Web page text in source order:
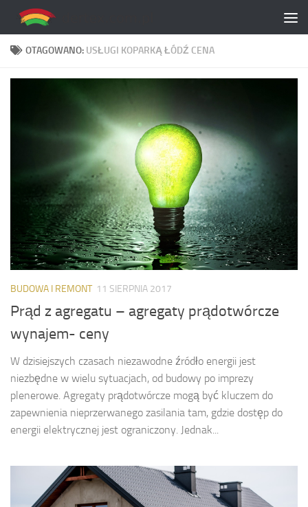
Skip to content
OTAGOWANO: USŁUGI KOPARKĄ ŁÓDŹ CENA
BUDOWA I REMONT 11 SIERPNIA 2017
Prąd z agregatu – agregaty prądotwórcze
wynajem- ceny
W dzisiejszych czasach niezawodne źródło energii jest
niezbędne w wielu sytuacjach, od budowy po imprezy
plenerowe. Agregaty prądotwórcze mogą być kluczem do
zapewnienia nieprzerwanego zasilania tam, gdzie dostęp do
energii elektrycznej jest ograniczony. Jednak...